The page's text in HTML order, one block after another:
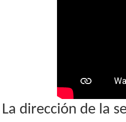
La dirección de la